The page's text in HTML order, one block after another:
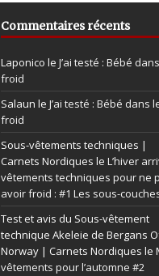
Commentaires récents
Laponico le J’ai testé : Bébé
froid
Salaun le J’ai testé : Bébé dans
froid
Sous-vêtements techniques |
Carnets Nordiques le L’hiver
vêtements techniques pour ne
avoir froid : #1 Les sous-
Test et avis du Sous-vêtement
technique Akeleie de Bergans
Norway | Carnets Nordiques le
vêtements pour l’automne #2